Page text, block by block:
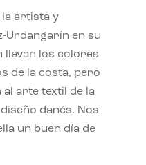
la artista y
Urdangarín en su
llevan los colores
de la costa, pero
arte textil de la
danés. Nos
un buen día de